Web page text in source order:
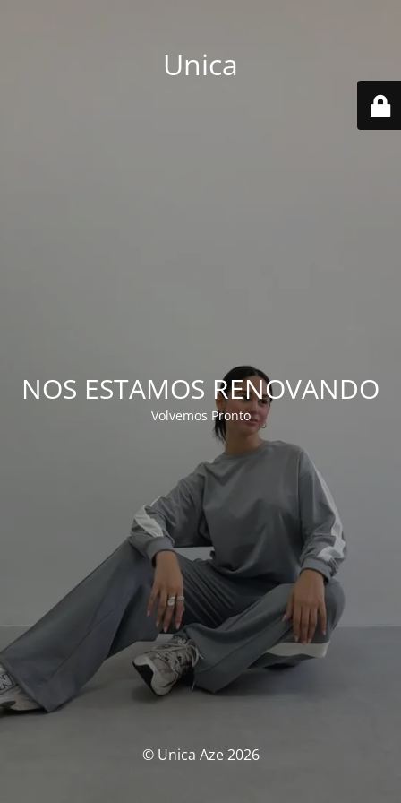
Unica
NOS ESTAMOS RENOVANDO
Volvemos Pronto
© Unica Aze 2026